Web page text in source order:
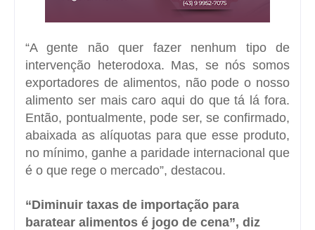
“A gente não quer fazer nenhum tipo de
intervenção heterodoxa. Mas, se nós somos
exportadores de alimentos, não pode o nosso
alimento ser mais caro aqui do que tá lá fora.
Então, pontualmente, pode ser, se confirmado,
abaixada as alíquotas para que esse produto,
no mínimo, ganhe a paridade internacional que
é o que rege o mercado”, destacou.
“Diminuir taxas de importação para
baratear alimentos é jogo de cena”, diz